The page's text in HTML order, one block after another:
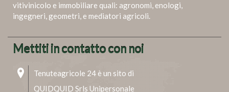
vitivinicolo e immobiliare quali: agronomi, enologi,
ingegneri, geometri, e mediatori agricoli.
Mettiti in contatto con noi
Tenuteagricole 24 è un sito di
QUIDQUID Srls Unipersonale